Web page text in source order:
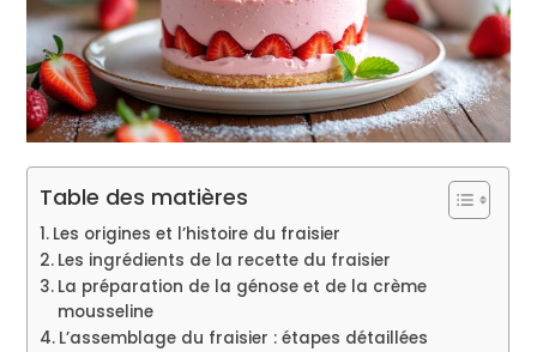
Table des matières
Les origines et l’histoire du fraisier
Les ingrédients de la recette du fraisier
La préparation de la génose et de la crème
mousseline
L’assemblage du fraisier : étapes détaillées